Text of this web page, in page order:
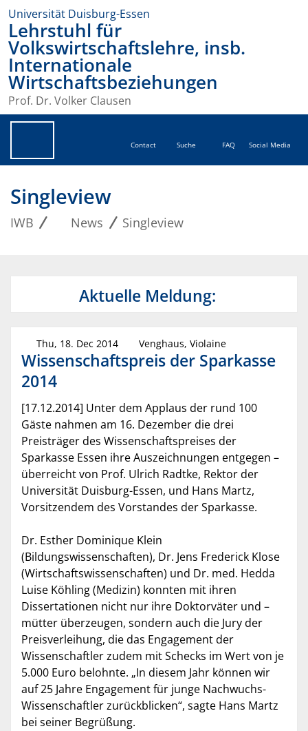
Universität Duisburg-Essen
Lehrstuhl für
Volkswirtschaftslehre, insb.
Internationale
Wirtschaftsbeziehungen
Prof. Dr. Volker Clausen
Contact Suche FAQ Social Media
Singleview
IWB News Singleview
Aktuelle Meldung:
Thu, 18. Dec 2014 Venghaus, Violaine
Wissenschaftspreis der Sparkasse
2014
[17.12.2014] Unter dem Applaus der rund 100
Gäste nahmen am 16. Dezember die drei
Preisträger des Wissenschaftspreises der
Sparkasse Essen ihre Auszeichnungen entgegen –
überreicht von Prof. Ulrich Radtke, Rektor der
Universität Duisburg-Essen, und Hans Martz,
Vorsitzendem des Vorstandes der Sparkasse.
Dr. Esther Dominique Klein
(Bildungswissenschaften), Dr. Jens Frederick Klose
(Wirtschaftswissenschaften) und Dr. med. Hedda
Luise Köhling (Medizin) konnten mit ihren
Dissertationen nicht nur ihre Doktorväter und –
mütter überzeugen, sondern auch die Jury der
Preisverleihung, die das Engagement der
Wissenschaftler zudem mit Schecks im Wert von je
5.000 Euro belohnte. „In diesem Jahr können wir
auf 25 Jahre Engagement für junge Nachwuchs-
Wissenschaftler zurückblicken“, sagte Hans Martz
bei seiner Begrüßung.